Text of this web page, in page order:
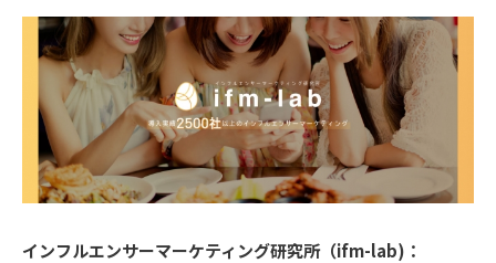
インフルエンサーマーケティング研究所（ifm-lab)：